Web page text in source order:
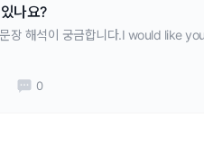
나요?
장 해석이 궁금합니다.I would like
0